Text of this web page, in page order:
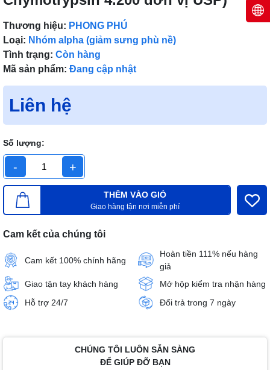
Thương hiệu: PHONG PHÚ
Loại: Nhóm alpha (giảm sưng phù nề)
Tình trạng: Còn hàng
Mã sản phẩm: Đang cập nhật
Liên hệ
Số lượng:
- +
THÊM VÀO GIỎ
Giao hàng tận nơi miễn phí
Cam kết của chúng tôi
Cam kết 100% chính hãng
Hoàn tiền 111% nếu hàng
giả
Giao tận tay khách hàng
Mở hộp kiểm tra nhận hàng
Hỗ trợ 24/7
Đổi trả trong 7 ngày
CHÚNG TÔI LUÔN SẴN SÀNG
ĐỂ GIÚP ĐỠ BẠN